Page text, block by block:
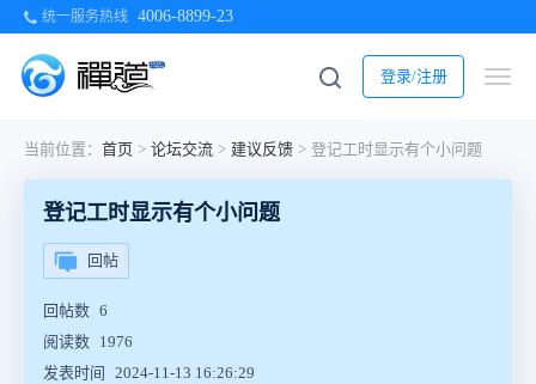
统一服务热线 4006-8899-23
登录/注册
当前位置： 首页 > 论坛交流 > 建议反馈 > 登记工时显示有个小问题
登记工时显示有个小问题
回帖
回帖数 6
阅读数 1976
发表时间
2024-11-13 16:26:29